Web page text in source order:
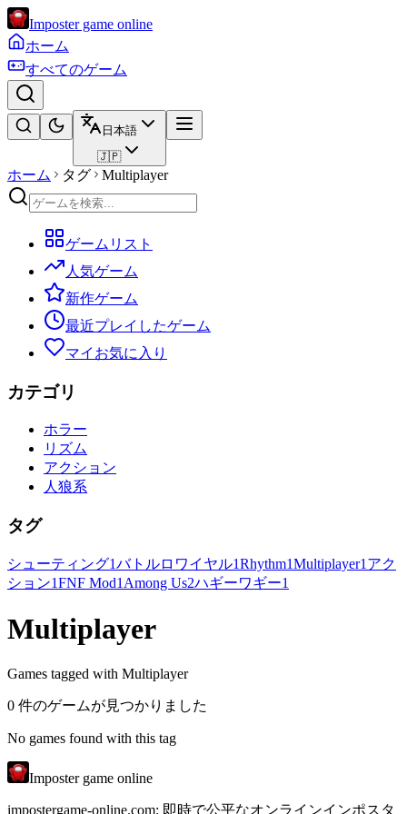
Imposter game online
ホーム
すべてのゲーム
日本語
🇯🇵
ホーム タグ Multiplayer
ゲームリスト
人気ゲーム
新作ゲーム
最近プレイしたゲーム
マイお気に入り
カテゴリ
ホラー
リズム
アクション
人狼系
タグ
シューティング1バトルロワイヤル1Rhythm1Multiplayer1 アク
ション1FNF Mod1 Among Us2ハギーワギー1
Multiplayer
Games tagged with Multiplayer
0 件のゲームが見つかりました
No games found with this tag
Imposter game online
impostergame-online.com: 即時で公平なオンラインインポスタ